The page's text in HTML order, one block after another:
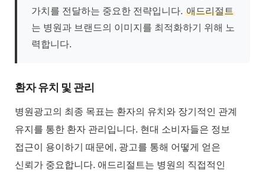
가치를 전달하는 중요한 전략입니다. 애드리절트
는 병원과 브랜드의 이미지를 최적화하기 위해 노
력합니다.
환자 유치 및 관리
병원광고의 최종 목표는 환자의 유치와 장기적인 관계
유지를 통한 환자 관리입니다. 현대 소비자들은 정보
접근이 용이하기 때문에, 광고를 통해 어떻게 얻은
신뢰가 중요합니다. 애드리절트는 병원의 직접적인